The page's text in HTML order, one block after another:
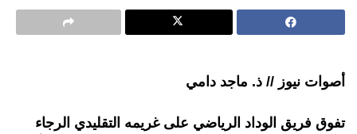
أصوات نيوز // ذ. ماجد دامي
تفوق فريق الوداد الرياضي على غريمه التقليدي الرجاء